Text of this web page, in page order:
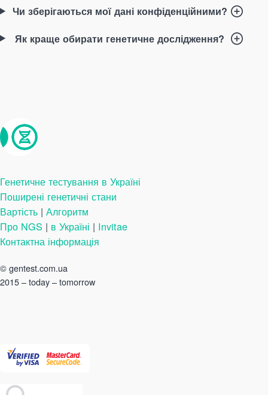
Чи зберігаються мої дані конфіденційними?
Як краще обирати генетичне дослідження?
Генетичне тестування в Україні
Поширені генетичні стани
Вартість | Алгоритм
Про NGS | в Україні | Invitae
Контактна інформація
©gentest.com.ua
2015 – today – tomorrow